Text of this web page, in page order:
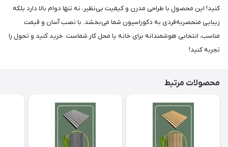
کنید! این محصول با طراحی مدرن و کیفیت بی‌نظیر، نه تنها دوام بالا دارد بلکه
زیبایی منحصربه‌فردی به دکوراسیون شما می‌بخشد. با نصب آسان و قیمت
مناسب، انتخابی هوشمندانه برای خانه یا محل کار شماست. خرید کنید و تحول را
تجربه کنید!
محصولات مرتبط